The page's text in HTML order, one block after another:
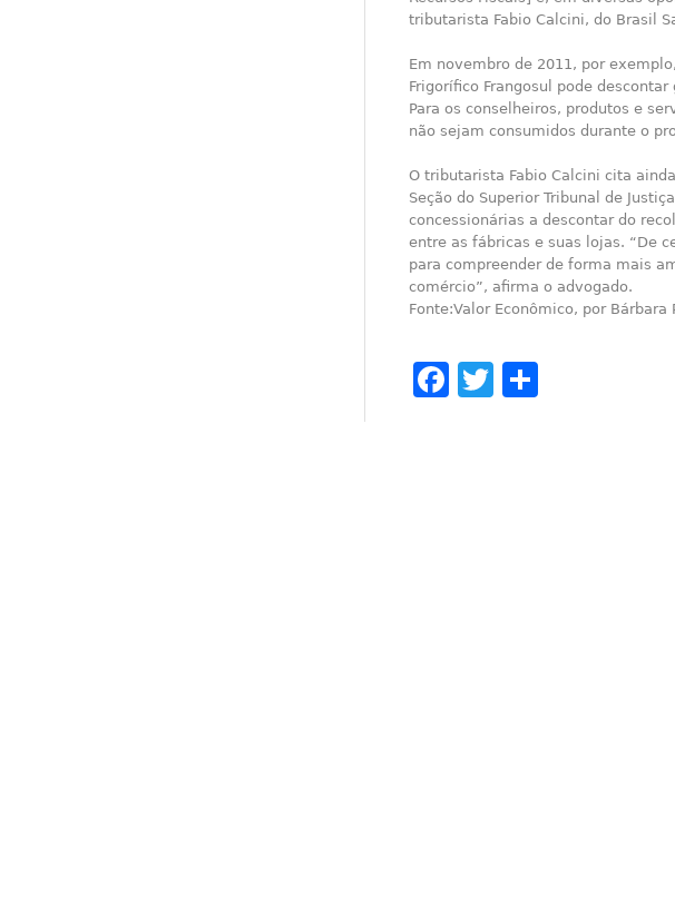
tributarista Fabio Calcini, do Brasil
Em novembro de 2011, por
Frigorífico Frangosul pode
Para os conselheiros, produtos e
não sejam consumidos durante o
O tributarista Fabio Calcini cita
Seção do Superior Tribunal de
concessionárias a descontar do
entre as fábricas e suas lojas. “De
para compreender de forma mais
comércio”, afirma o advogado.
Fonte:Valor Econômico, por Bárbara
Facebook
Twitter